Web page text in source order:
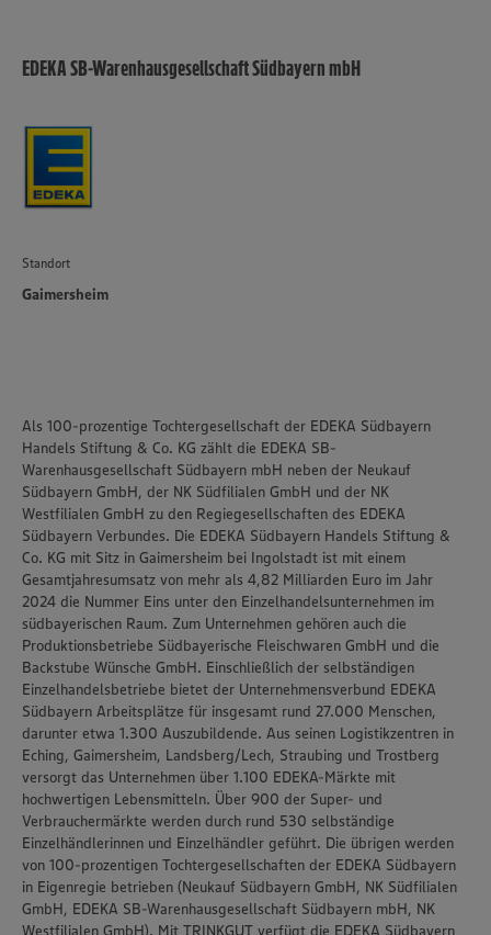
EDEKA SB-Warenhausgesellschaft Südbayern mbH
Standort
Gaimersheim
Als 100-prozentige Tochtergesellschaft der EDEKA Südbayern
Handels Stiftung & Co. KG zählt die EDEKA SB-
Warenhausgesellschaft Südbayern mbH neben der Neukauf
Südbayern GmbH, der NK Südfilialen GmbH und der NK
Westfilialen GmbH zu den Regiegesellschaften des EDEKA
Südbayern Verbundes. Die EDEKA Südbayern Handels Stiftung &
Co. KG mit Sitz in Gaimersheim bei Ingolstadt ist mit einem
Gesamtjahresumsatz von mehr als 4,82 Milliarden Euro im Jahr
2024 die Nummer Eins unter den Einzelhandelsunternehmen im
südbayerischen Raum. Zum Unternehmen gehören auch die
Produktionsbetriebe Südbayerische Fleischwaren GmbH und die
Backstube Wünsche GmbH. Einschließlich der selbständigen
Einzelhandelsbetriebe bietet der Unternehmensverbund EDEKA
Südbayern Arbeitsplätze für insgesamt rund 27.000 Menschen,
darunter etwa 1.300 Auszubildende. Aus seinen Logistikzentren in
Eching, Gaimersheim, Landsberg/Lech, Straubing und Trostberg
versorgt das Unternehmen über 1.100 EDEKA-Märkte mit
hochwertigen Lebensmitteln. Über 900 der Super- und
Verbrauchermärkte werden durch rund 530 selbständige
Einzelhändlerinnen und Einzelhändler geführt. Die übrigen werden
von 100-prozentigen Tochtergesellschaften der EDEKA Südbayern
in Eigenregie betrieben (Neukauf Südbayern GmbH, NK Südfilialen
GmbH, EDEKA SB-Warenhausgesellschaft Südbayern mbH, NK
Westfilialen GmbH). Mit TRINKGUT verfügt die EDEKA Südbayern